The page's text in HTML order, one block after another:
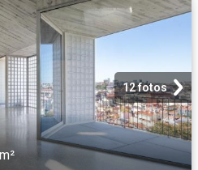
12 fotos